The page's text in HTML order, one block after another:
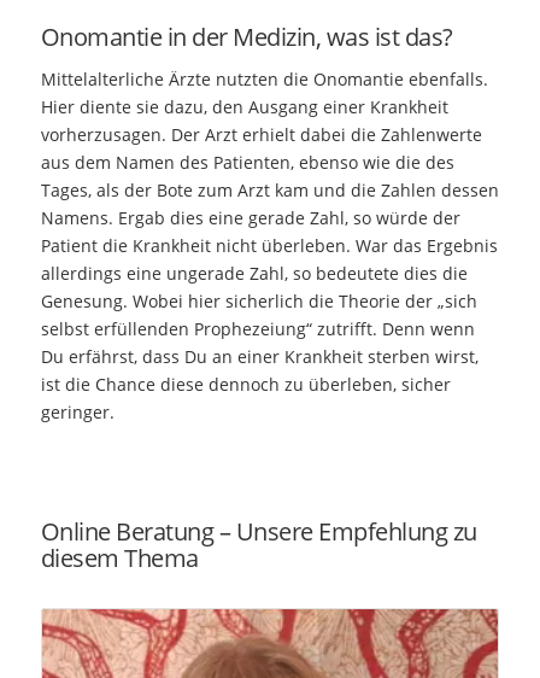
Onomantie in der Medizin, was ist das?
Mittelalterliche Ärzte nutzten die Onomantie ebenfalls.
Hier diente sie dazu, den Ausgang einer Krankheit
vorherzusagen. Der Arzt erhielt dabei die Zahlenwerte
aus dem Namen des Patienten, ebenso wie die des
Tages, als der Bote zum Arzt kam und die Zahlen dessen
Namens. Ergab dies eine gerade Zahl, so würde der
Patient die Krankheit nicht überleben. War das Ergebnis
allerdings eine ungerade Zahl, so bedeutete dies die
Genesung. Wobei hier sicherlich die Theorie der „sich
selbst erfüllenden Prophezeiung“ zutrifft. Denn wenn
Du erfährst, dass Du an einer Krankheit sterben wirst,
ist die Chance diese dennoch zu überleben, sicher
geringer.
Online Beratung – Unsere Empfehlung zu
diesem Thema